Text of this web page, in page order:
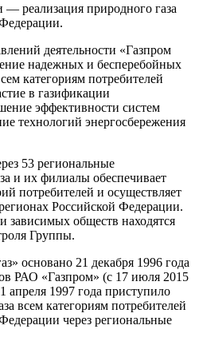
— реализация природного газа
деятельности «Газпром
надежных и бесперебойных
категориям потребителей
в газификации
эффективности систем
технологий энергосбережения
53 региональные
и их филиалы обеспечивает
потребителей и осуществляет
Российской Федерации.
зависимых обществ находятся
Группы.
основано 21 декабря 1996 года
РАО «Газпром» (с 17 июля 2015
1997 года приступило
всем категориям потребителей
через региональные